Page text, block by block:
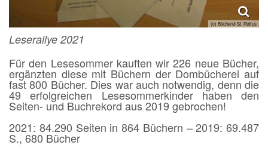
(c) Bücherei St. Petrus
Leserallye 2021
Für den Lesesommer kauften wir 226 neue Bücher,
ergänzten diese mit Büchern der Dombücherei auf
fast 800 Bücher. Dies war auch notwendig, denn die
49 erfolgreichen Lesesommerkinder haben den
Seiten- und Buchrekord aus 2019 gebrochen!
2021: 84.290 Seiten in 864 Büchern – 2019: 69.487
S., 680 Bücher